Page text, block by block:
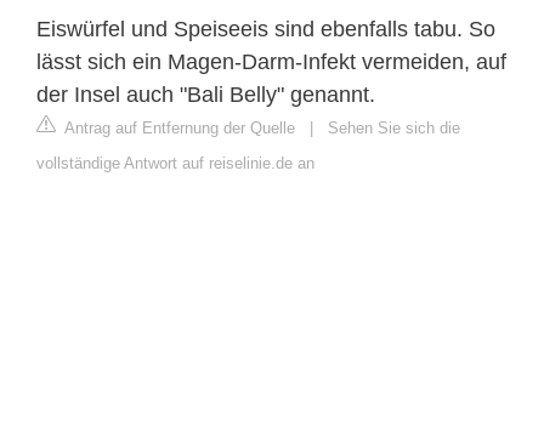
Eiswürfel und Speiseeis sind ebenfalls tabu. So
lässt sich ein Magen-Darm-Infekt vermeiden, auf
der Insel auch "Bali Belly" genannt.
Antrag auf Entfernung der Quelle
Sehen Sie sich die
vollständige Antwort auf reiselinie.de an